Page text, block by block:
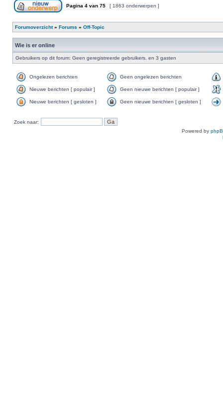
Pagina 4 van 75 [ 1863 onderwerpen ]
Forumoverzicht» Forums » Off-Topic
Wie is er online
Gebruikers op dit forum: Geen geregistreerde gebruikers. en 3 gasten
Ongelezen berichten Geen ongelezen berichten
Nieuwe berichten [ populair ] Geen nieuwe berichten [ populair ]
Nieuwe berichten [ gesloten ] Geen nieuwe berichten [ gesloten ]
Zoek naar:
Powered by